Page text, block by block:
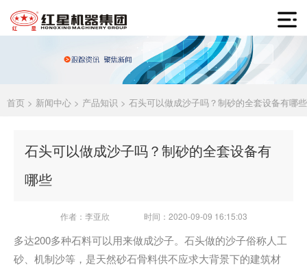
首页 > 新闻中心 > 产品知识 > 石头可以做成沙子吗？制砂的全套设备有哪些
石头可以做成沙子吗？制砂的全套设备有
哪些
作者：李亚欣 时间：2020-09-09 16:15:03
多达200多种石料可以用来做成沙子。石头做的沙子俗称人工
砂、机制沙等，是天然砂石骨料供不应求大背景下的建筑材